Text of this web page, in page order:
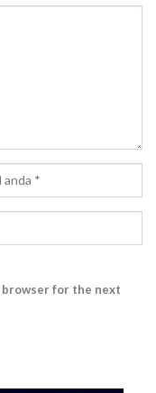
browser for the next